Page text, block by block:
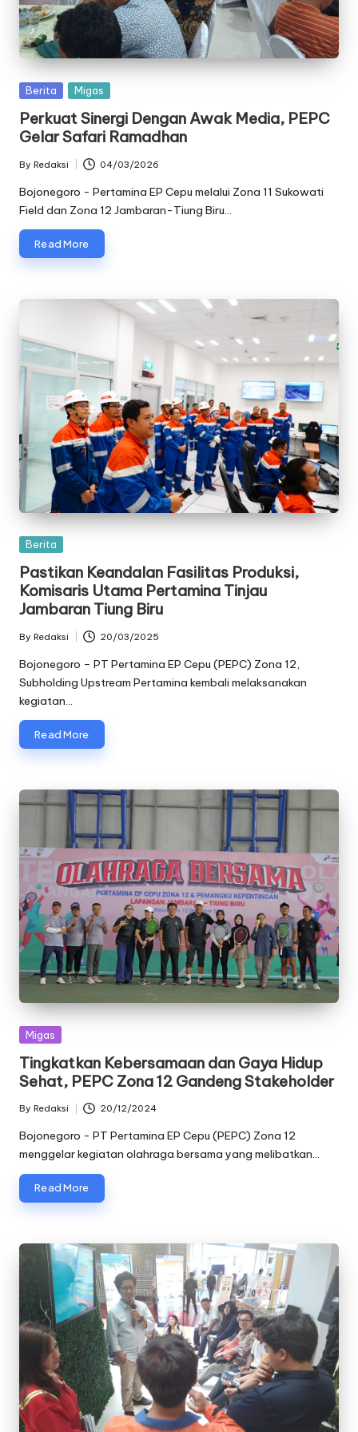
oj
o
n
e
g
o
r
o
Posted
Berita Migas
Perkuat Sinergi Dengan Awak Media, PEPC
Gelar Safari Ramadhan
Posted
by
By Redaksi 04/03/2026
Bojonegoro - Pertamina EP Cepu melalui Zona 11 Sukowati
Field dan Zona 12 Jambaran-Tiung Biru…
Read More
Posted
Berita
Pastikan Keandalan Fasilitas Produksi,
Komisaris Utama Pertamina Tinjau
Jambaran Tiung Biru
Posted
by
By Redaksi 20/03/2025
Bojonegoro – PT Pertamina EP Cepu (PEPC) Zona 12,
Subholding Upstream Pertamina kembali melaksanakan
kegiatan…
Read More
Posted
Migas
Tingkatkan Kebersamaan dan Gaya Hidup
Sehat, PEPC Zona 12 Gandeng Stakeholder
Posted
by
By Redaksi 20/12/2024
Bojonegoro - PT Pertamina EP Cepu (PEPC) Zona 12
menggelar kegiatan olahraga bersama yang melibatkan…
Read More